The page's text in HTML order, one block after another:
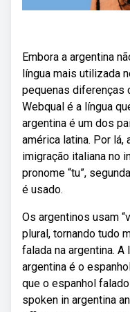
Embora a argentina
língua mais utilizada
pequenas diferenças
Webqual é a língua
argentina é um dos
américa latina. Por lá,
imigração italiana no
pronome “tu”,
é usado.
Os argentinos usam
plural, tornando tudo
falada na argentina.
argentina é o
que o espanhol
spoken in argentina